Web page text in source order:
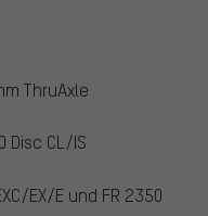
ThruAxle
Disc CL/IS
EX/E und FR 2350